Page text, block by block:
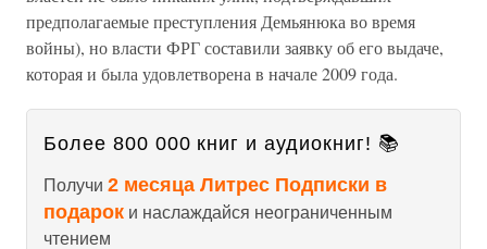
предполагаемые преступления Демьянюка во время
войны), но власти ФРГ составили заявку об его выдаче,
которая и была удовлетворена в начале 2009 года.
Более 800 000 книг и аудиокниг! 📚
Получи 2 месяца Литрес Подписки в
подарок и наслаждайся неограниченным
чтением